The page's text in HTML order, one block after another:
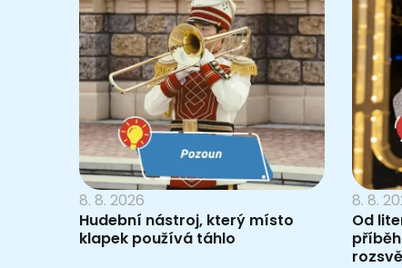
8. 8. 2026
Hudební nástroj, který místo
klapek používá táhlo
8. 8.
Od